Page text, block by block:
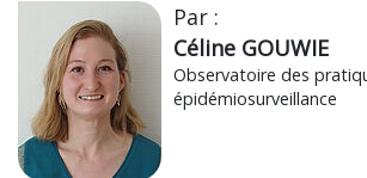
Par :
Céline GOUWIE
Observatoire des
épidémiosurveillance